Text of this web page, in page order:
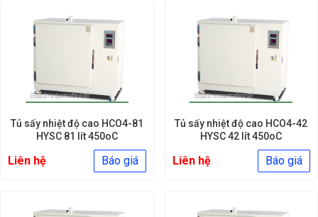
Tủ sấy nhiệt độ cao HCO4-81
HYSC 81 lít 450oC
Liên hệ Báo giá
Tủ sấy nhiệt độ cao HCO4-42
HYSC 42 lít 450oC
Liên hệ Báo giá